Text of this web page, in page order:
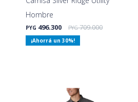
Hombre
PYG 496.300 PYG 709.000
30